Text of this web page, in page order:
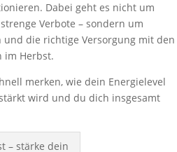
Dabei geht es nicht um
Verbote – sondern um
und die richtige Versorgung mit den
im Herbst.
merken, wie dein Energielevel
wird und du dich insgesamt